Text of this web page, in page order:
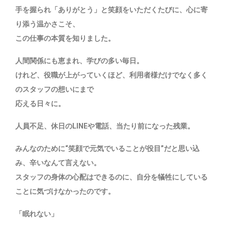
手を握られ「ありがとう」と笑顔をいただくたびに、心に寄
り添う温かさこそ、
この仕事の本質を知りました。
人間関係にも恵まれ、学びの多い毎日。
けれど、役職が上がっていくほど、利用者様だけでなく多く
のスタッフの想いにまで
応える日々に。
人員不足、休日のLINEや電話、当たり前になった残業。
みんなのために“笑顔で元気でいることが役目”だと思い込
み、辛いなんて言えない。
スタッフの身体の心配はできるのに、自分を犠牲にしている
ことに気づけなかったのです。
「眠れない」